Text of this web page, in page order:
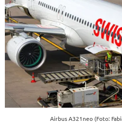
Airbus A321neo (Foto: